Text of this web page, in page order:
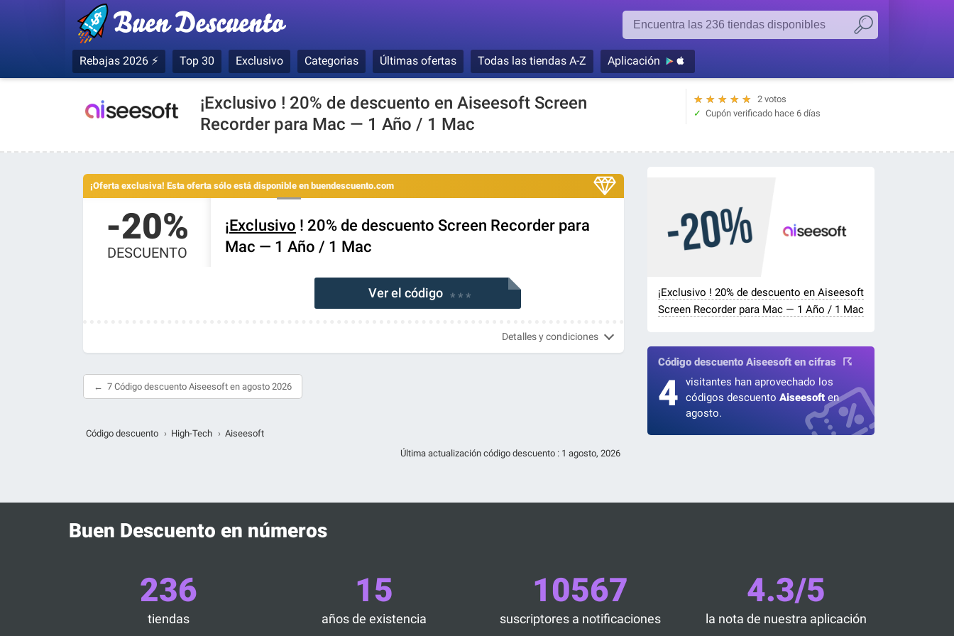
Rebajas 2026 ⚡ Top 30 Exclusivo Categorias Últimas ofertas Todas las tiendas A-Z Aplicación
¡Exclusivo ! 20% de descuento en Aiseesoft Screen
Recorder para Mac — 1 Año / 1 Mac
2 votos
★
★
★
★
★
Cupón verificado hace 6 días
¡Oferta exclusiva! Esta oferta sólo está disponible en buendescuento.com
-20%
DESCUENTO
¡Exclusivo ! 20% de descuento Screen Recorder para
Mac — 1 Año / 1 Mac
Ver el código * * *
Detalles y condiciones
7 Código descuento Aiseesoft en agosto 2026
Código descuento › High-Tech › Aiseesoft
Última actualización código descuento : 1 agosto, 2026
¡Exclusivo ! 20% de descuento en Aiseesoft
Screen Recorder para Mac — 1 Año / 1 Mac
Código descuento Aiseesoft en cifras
4
visitantes han aprovechado los
códigos descuento Aiseesoft en
agosto.
Buen Descuento en números
236
tiendas
15
años de existencia
10567
suscriptores a notificaciones
4.3/5
la nota de nuestra aplicación